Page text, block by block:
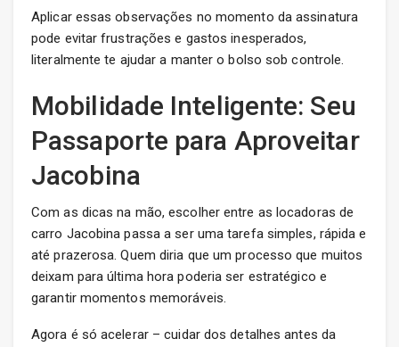
Aplicar essas observações no momento da assinatura
pode evitar frustrações e gastos inesperados,
literalmente te ajudar a manter o bolso sob controle.
Mobilidade Inteligente: Seu
Passaporte para Aproveitar
Jacobina
Com as dicas na mão, escolher entre as locadoras de
carro Jacobina passa a ser uma tarefa simples, rápida e
até prazerosa. Quem diria que um processo que muitos
deixam para última hora poderia ser estratégico e
garantir momentos memoráveis.
Agora é só acelerar – cuidar dos detalhes antes da